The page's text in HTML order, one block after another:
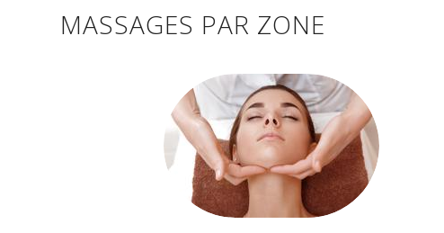
MASSAGES PAR ZONE